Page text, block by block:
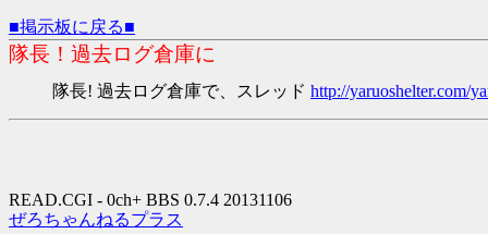
■掲示板に戻る■
隊長！過去ログ倉庫に
隊長! 過去ログ倉庫で、スレッド http://yaruoshelter.com/
READ.CGI - 0ch+ BBS 0.7.4 20131106
ぜろちゃんねるプラス